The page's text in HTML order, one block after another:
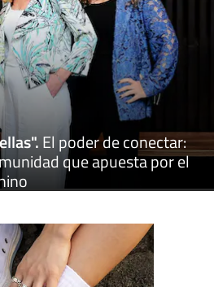
.El poder de conectar:
que apuesta por el